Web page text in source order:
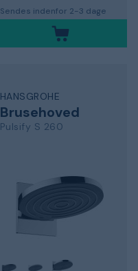
Sendes indenfor 2-3 dage
HANSGROHE
Brusehoved
Pulsify S 260